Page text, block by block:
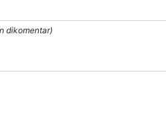
dikomentar)